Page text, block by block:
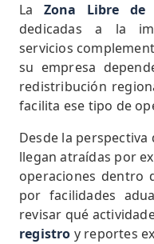
La Zona Libre de
dedicadas a la
servicios
su empresa
redistribución
facilita ese tipo de
Desde la
llegan atraídas por
operaciones dentro
por facilidades
revisar qué
registro y reportes